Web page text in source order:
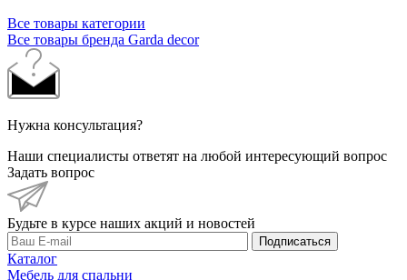
Все товары категории
Все товары бренда Garda decor
Нужна консультация?
Наши специалисты ответят на любой интересующий вопрос
Задать вопрос
Будьте в курсе наших акций и новостей
Подписаться
Каталог
Мебель для спальни